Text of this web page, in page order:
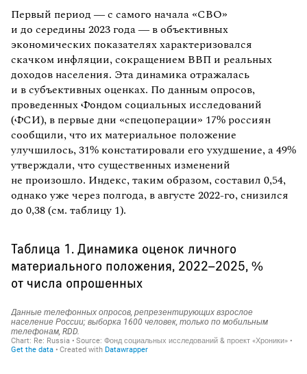
Первый период — с самого начала «СВО»
и до середины 2023 года — в объективных
экономических показателях характеризовался
скачком инфляции, сокращением ВВП и реальных
доходов населения. Эта динамика отражалась
и в субъективных оценках. По данным опросов,
проведенных Фондом социальных исследований
(ФСИ), в первые дни «спецоперации» 17% россиян
сообщили, что их материальное положение
улучшилось, 31% констатировали его ухудшение, а 49%
утверждали, что существенных изменений
не произошло. Индекс, таким образом, составил 0,54,
однако уже через полгода, в августе 2022-го, снизился
до 0,38 (см. таблицу 1).
Таблица 1. Динамика оценок личного
материального положения, 2022–2025, %
от числа опрошенных